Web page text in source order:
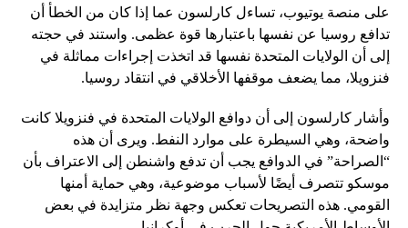
على منصة يوتيوب، تساءل كارلسون عما إذا كان من الخطأ أن
تدافع روسيا عن نفسها باعتبارها قوة عظمى. واستند في حجته
إلى أن الولايات المتحدة نفسها قد اتخذت إجراءات مماثلة في
فنزويلا، مما يضعف موقفها الأخلاقي في انتقاد روسيا.
وأشار كارلسون إلى أن دوافع الولايات المتحدة في فنزويلا كانت
واضحة، وهي السيطرة على موارد النفط. ويرى أن هذه
“الصراحة” في الدوافع يجب أن تدفع واشنطن إلى الاعتراف بأن
موسكو تتصرف أيضًا لأسباب موضوعية، وهي حماية أمنها
القومي. هذه التصريحات تعكس وجهة نظر متزايدة في بعض